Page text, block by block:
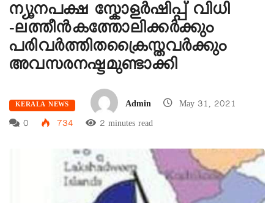
ന്യൂനപക്ഷ സ്കോളര്‍ഷിപ്പ് വിധി
-ലത്തീന്‍കത്തോലിക്കര്‍ക്കും
പരിവര്‍ത്തിതക്രൈസ്തവര്‍ക്കും
അവസരനഷ്ടമുണ്ടാക്കി
KERALA NEWS Admin
May 31, 2021
0
734 2 minutes read